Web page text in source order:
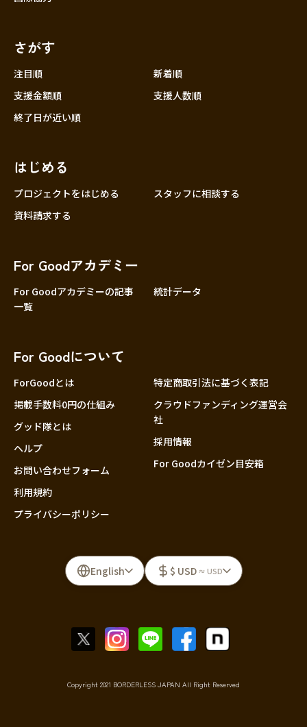
さがす
注目順
新着順
支援金額順
支援人数順
終了日が近い順
はじめる
プロジェクトをはじめる
スタッフに相談する
資料請求する
For Goodアカデミー
For Goodアカデミーの記事
一覧
統計データ
For Goodについて
ForGoodとは
掲載手数料0円の仕組み
グッド隊とは
ヘルプ
お問い合わせフォーム
利用規約
プライバシーポリシー
特定商取引法に基づく表記
クラウドファンディング運営会
社
採用情報
For Goodカイゼン目安箱
English $ USD ≈ USD
Copyright 2021 BORDERLESS JAPAN All Right Reserved